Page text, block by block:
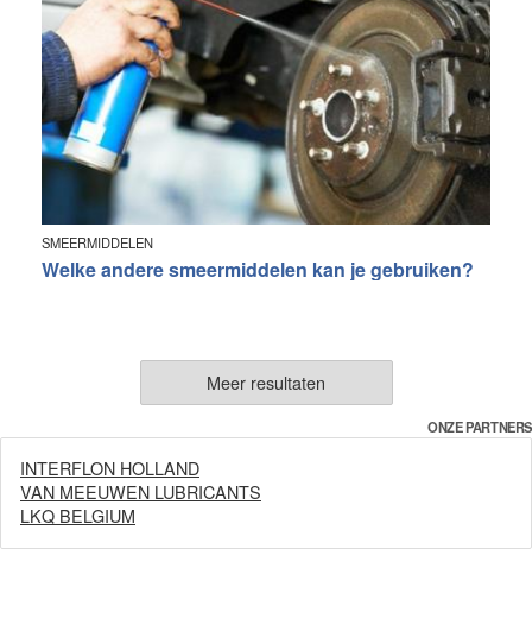
SMEERMIDDELEN
Welke andere smeermiddelen kan je gebruiken?
Meer resultaten
ONZE PARTNERS
INTERFLON HOLLAND
VAN MEEUWEN LUBRICANTS
LKQ BELGIUM